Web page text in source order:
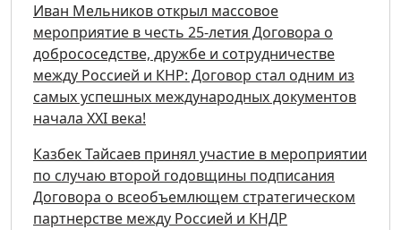
Иван Мельников открыл массовое
мероприятие в честь 25-летия Договора о
добрососедстве, дружбе и сотрудничестве
между Россией и КНР: Договор стал одним из
самых успешных международных документов
начала XXI века!
Казбек Тайсаев принял участие в мероприятии
по случаю второй годовщины подписания
Договора о всеобъемлющем стратегическом
партнерстве между Россией и КНДР